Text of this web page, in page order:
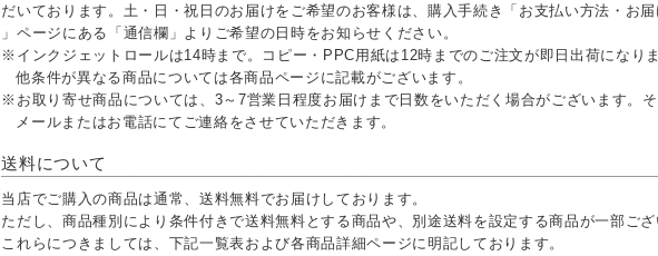
だいております。土・日・祝日のお届けをご希望のお客様は、購入手続き「お支払い方法・お
」ページにある「通信欄」よりご希望の日時をお知らせください。
※インクジェットロールは14時まで。コピー・PPC用紙は12時までのご注文が即日出荷になり
他条件が異なる商品については各商品ページに記載がございます。
※お取り寄せ商品については、3～7営業日程度お届けまで日数をいただく場合がございます。
メールまたはお電話にてご連絡をさせていただきます。
送料について
当店でご購入の商品は通常、送料無料でお届けしております。
ただし、商品種別により条件付きで送料無料とする商品や、別途送料を設定する商品が一部ござ
これらにつきましては、下記一覧表および各商品詳細ページに明記しております。